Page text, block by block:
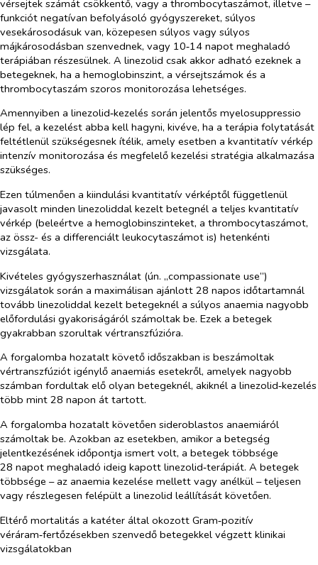
vérsejtek számát csökkentő, vagy a thrombocytaszámot, illetve –
funkciót negatívan befolyásoló gyógyszereket, súlyos
vesekárosodásuk van, közepesen súlyos vagy súlyos
májkárosodásban szenvednek, vagy 10‑14 napot meghaladó
terápiában részesülnek. A linezolid csak akkor adható ezeknek a
betegeknek, ha a hemoglobinszint, a vérsejtszámok és a
thrombocytaszám szoros monitorozása lehetséges.
Amennyiben a linezolid‑kezelés során jelentős myelosuppressio
lép fel, a kezelést abba kell hagyni, kivéve, ha a terápia folytatását
feltétlenül szükségesnek ítélik, amely esetben a kvantitatív vérkép
intenzív monitorozása és megfelelő kezelési stratégia alkalmazása
szükséges.
Ezen túlmenően a kiindulási kvantitatív vérképtől függetlenül
javasolt minden linezoliddal kezelt betegnél a teljes kvantitatív
vérkép (beleértve a hemoglobinszinteket, a thrombocytaszámot,
az össz- és a differenciált leukocytaszámot is) hetenkénti
vizsgálata.
Kivételes gyógyszerhasználat (ún. „compassionate use”)
vizsgálatok során a maximálisan ajánlott 28 napos időtartamnál
tovább linezoliddal kezelt betegeknél a súlyos anaemia nagyobb
előfordulási gyakoriságáról számoltak be. Ezek a betegek
gyakrabban szorultak vértranszfúzióra.
A forgalomba hozatalt követő időszakban is beszámoltak
vértranszfúziót igénylő anaemiás esetekről, amelyek nagyobb
számban fordultak elő olyan betegeknél, akiknél a linezolid‑kezelés
több mint 28 napon át tartott.
A forgalomba hozatalt követően sideroblastos anaemiáról
számoltak be. Azokban az esetekben, amikor a betegség
jelentkezésének időpontja ismert volt, a betegek többsége
28 napot meghaladó ideig kapott linezolid‑terápiát. A betegek
többsége – az anaemia kezelése mellett vagy anélkül – teljesen
vagy részlegesen felépült a linezolid leállítását követően.
Eltérő mortalitás a katéter által okozott Gram‑pozitív
véráram‑fertőzésekben szenvedő betegekkel végzett klinikai
vizsgálatokban